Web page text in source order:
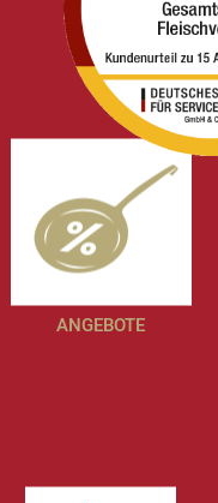
ANGEBOTE